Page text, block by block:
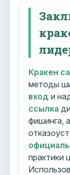
Кракен
методы
вход и
ссылка
фишинга, а
практики